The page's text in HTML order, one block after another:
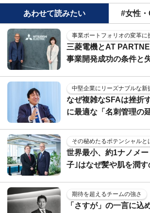
あわせて読みたい #女性
事業ポートフォリオの変革に
三菱電機とAT
事業開発成功の条件と
中堅企業にリーズナブルな新
なぜ複雑なSFAは挫折
に最適な「名刺管理の
その秘めたるポテンシャルと
世界最小、約1ナノメ
子｣はなぜ髪や肌を潤す
期待を超えるチームの強さ
「さすが」の一言に込